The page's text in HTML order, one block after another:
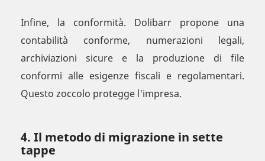
Infine, la conformità. Dolibarr propone una
contabilità conforme, numerazioni legali,
archiviazioni sicure e la produzione di file
conformi alle esigenze fiscali e regolamentari.
Questo zoccolo protegge l'impresa.
4. Il metodo di migrazione in sette
tappe